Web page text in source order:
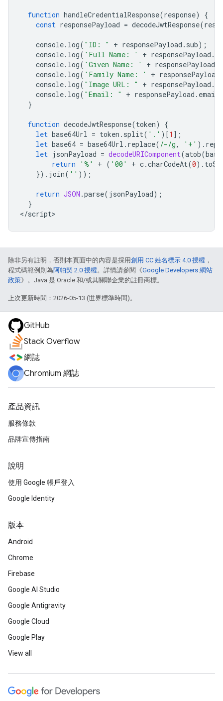
function handleCredentialResponse(response)
{
const responsePayload = decodeJwtResponse(
console. log( "ID: " + responsePayload . sub);
console. log( 'Full Name: ' + responsePayload .
console. log( 'Given Name: ' + responsePayload
console. log( 'Family Name: ' + responsePayload
console. log( "Image URL: " + responsePayload .
console. log( "Email: " + responsePayload . email
}
function decodeJwtResponse(token)
{
let base64Url = token . split( '.' )[1 ];
let base64 = base64Url . replace( /-/g, '+' ).
let jsonPayload = decodeURIComponent(atob(
return
'%' + ( '00' + c.charCodeAt(0).
}). join( '' ));
return JSON .parse( jsonPayload);
}
</script
除非另有註明，否則本頁面中的內容是採用創用 CC 姓名標示 4.0 授權 ，
程式碼範例則為阿帕契 2.0 授權。詳情請參閱《Google Developers 網站
政策》。Java 是 Oracle 和/或其關聯企業的註冊商標。
上次更新時間：2026-05-13 (世界標準時間)。
GitHub
Stack Overflow
網誌
Chromium 網誌
產品資訊
服務條款
品牌宣傳指南
說明
使用 Google 帳戶登入
Google Identity
版本
Android
Chrome
Firebase
Google AI Studio
Google Antigravity
Google Cloud
Google Play
View all